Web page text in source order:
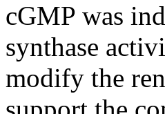
cGMP was
synthase
modify the